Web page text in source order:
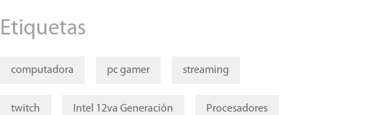
Etiquetas
computadora pc gamer streaming
twitch Intel 12va Generación Procesadores